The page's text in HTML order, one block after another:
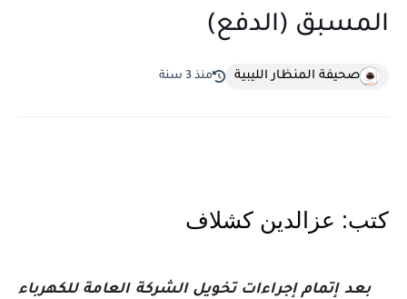
المسبق (الدفع)
صحيفة المنظار الليبية منذ 3 سنة
كتب: عزالدين كشلاف
بعد إتمام إجراءات تخويل الشركة العامة للكهرباء